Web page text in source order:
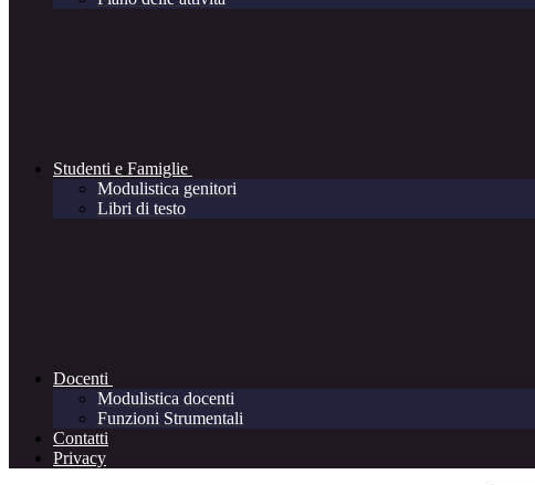
Studenti e Famiglie
Modulistica genitori
Libri di testo
Docenti
Modulistica docenti
Funzioni Strumentali
Contatti
Privacy